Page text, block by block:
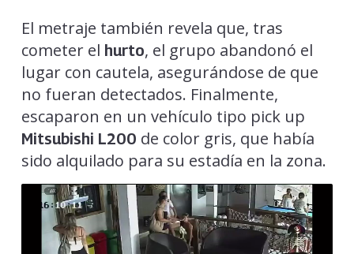
El metraje también revela que, tras
cometer el hurto, el grupo abandonó el
lugar con cautela, asegurándose de que
no fueran detectados. Finalmente,
escaparon en un vehículo tipo pick up
Mitsubishi L200 de color gris, que había
sido alquilado para su estadía en la zona.